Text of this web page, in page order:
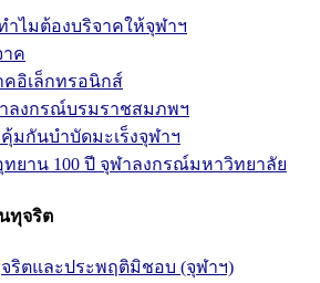
ำไมต้องบริจาคให้จุฬาฯ
าค
คอิเล็กทรอนิกส์
ลงกรณ์บรมราชสมภพฯ
มกันบำบัดมะเร็งจุฬาฯ
ทยาน 100 ปี จุฬาลงกรณ์มหาวิทยาลัย
นทุจริต
จริตและประพฤติมิชอบ (จุฬาฯ)